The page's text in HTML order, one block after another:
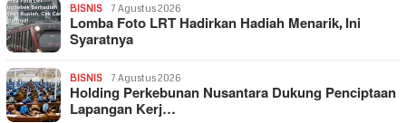
BISNIS 7 Agustus 2026
Lomba Foto LRT Hadirkan Hadiah Menarik, Ini
Syaratnya
BISNIS 7 Agustus 2026
Holding Perkebunan Nusantara Dukung Penciptaan
Lapangan Kerj…